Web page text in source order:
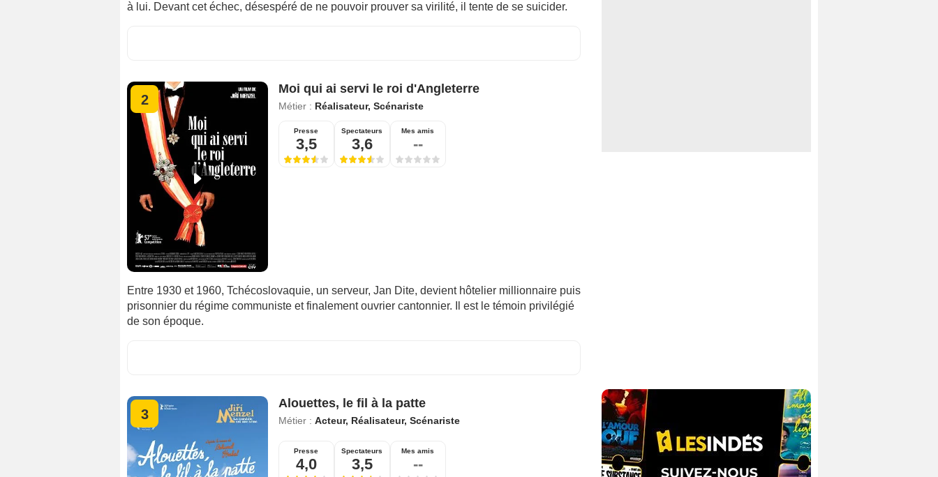
à lui. Devant cet échec, désespéré de ne pouvoir prouver sa virilité, il tente de se suicider.
2
Moi qui ai servi le roi d'Angleterre
Métier : Réalisateur, Scénariste
Presse
3,5
Spectateurs
3,6
Mes amis
--
Entre 1930 et 1960, Tchécoslovaquie, un serveur, Jan Dite, devient hôtelier millionnaire puis
prisonnier du régime communiste et finalement ouvrier cantonnier. Il est le témoin privilégié
de son époque.
3
Alouettes, le fil à la patte
Métier : Acteur, Réalisateur, Scénariste
Presse
4,0
Spectateurs
3,5
Mes amis
--